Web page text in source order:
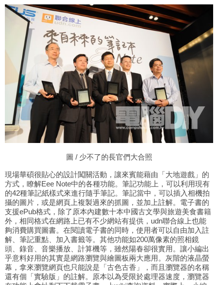
圖 / 少不了的長官們大合照
現場華碩很貼心的設計闖關活動，讓來賓能藉由「大地遊戲」的
方式，瞭解Eee Note中的各種功能。筆記功能上，可以利用現有
的42種筆記紙樣式來進行隨手筆記。筆記當中，可以插入相機拍
攝的圖片，或是網頁上複製過來的抓圖，並加上註解。電子書的
支援ePub格式，除了原本內建數十本中國古文學與旅遊美食書籍
外，相同格式在網路上已有不少網站有提供，udn聯合線上也能
夠消費購買圖書。在閱讀電子書的同時，使用者可以自由加入註
解、筆記重點、加入書籤等。其他功能如200萬像素的照相鏡
頭、錄音、音樂播放、計算機等，雖然陽春卻很實用。讓小編出
乎意料好用的其實是網路瀏覽與繪圖板兩大應用。灰階的液晶螢
幕，拿來瀏覽網頁也只能說是「古色古香」，而且瀏覽器的名稱
還有個「實驗版」的註解。原本以為受限於處理器速度，瀏覽器